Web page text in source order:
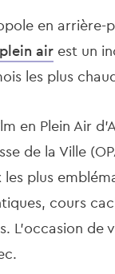
en
airest un
les plus
en Plein Air
de la Ville
plus
cours
L’occasion de